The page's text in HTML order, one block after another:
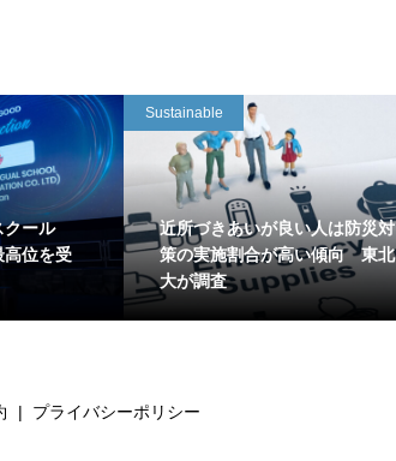
クール
高位を受
Sustainable
近所づきあいが良い人は防災対
策の実施割合が高い傾向 東北
大が調査
プライバシーポリシー